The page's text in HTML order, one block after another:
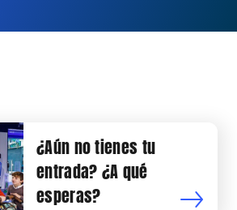
¿Aún no tienes tu
entrada? ¿A qué
esperas?